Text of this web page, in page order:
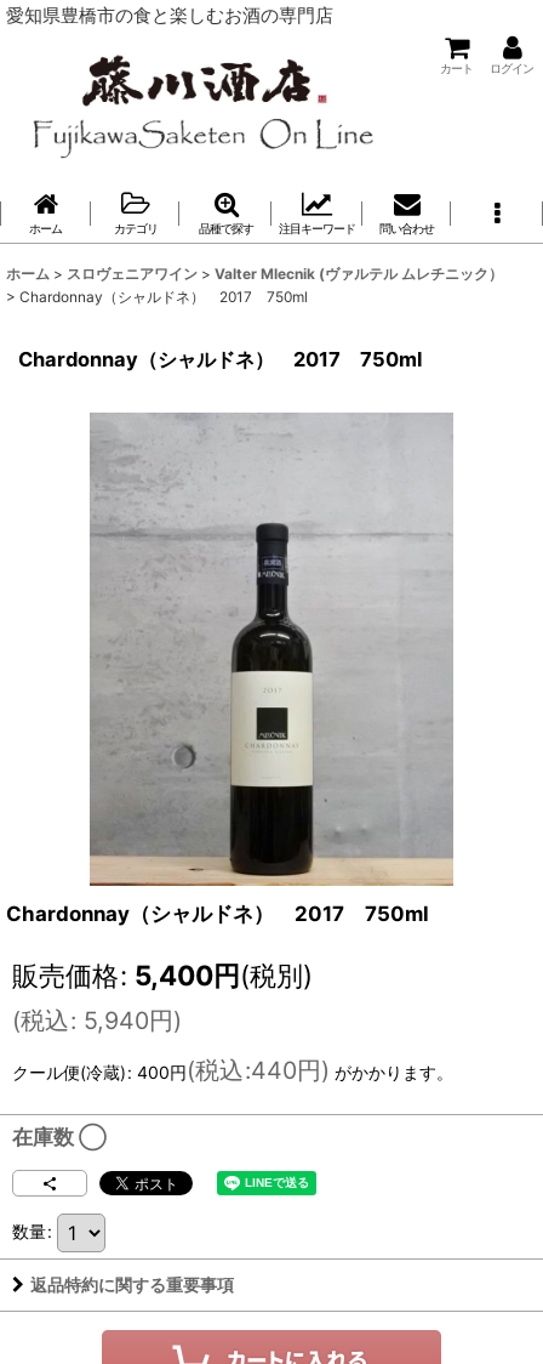
愛知県豊橋市の食と楽しむお酒の専門店
カート ログイン
ホーム カテゴリ 品種で探す 注目キーワード 問い合わせ
ホーム > スロヴェニアワイン > Valter Mlecnik (ヴァルテル ムレチニック）
> Chardonnay（シャルドネ） 2017 750ml
Chardonnay（シャルドネ） 2017 750ml
Chardonnay（シャルドネ） 2017 750ml
販売価格: 5,400円(税別)
(税込: 5,940円)
クール便(冷蔵): 400円(税込:440円) がかかります。
在庫数 ◯
数量:
返品特約に関する重要事項